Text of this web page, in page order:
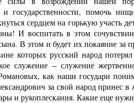
государственности, помочь
сердцем на горькую участь
И воспитать в этом
В этом и будет их покаяние за
которых русский народ
служение -- служение
как наши государи
за свой народ принес
и рукоплескания. Какие еще